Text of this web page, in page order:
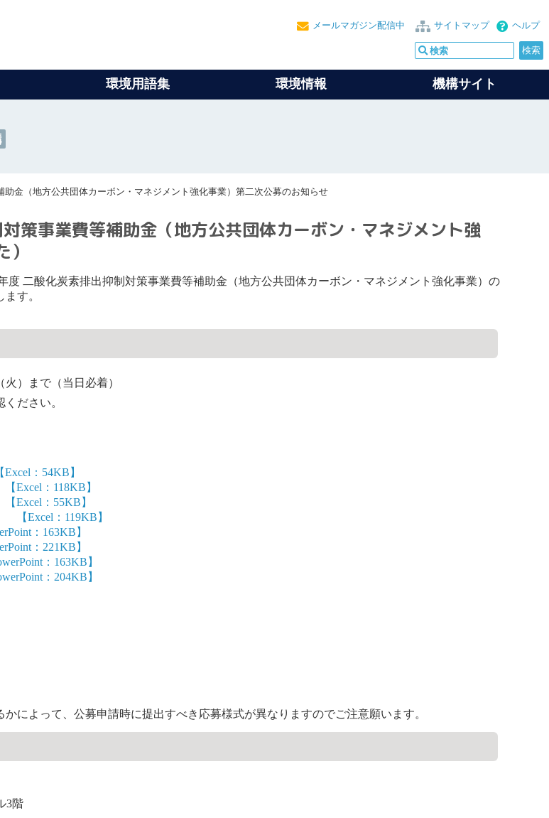
ヘルプ
サイトマップ
メールマガジン配信中
環境用語集 環境情報 機構サイト
金（地方公共団体カーボン・マネジメント強化事業）第二次公募のお知らせ
策事業費等補助金（地方公共団体カーボン・マネジメント強
二酸化炭素排出抑制対策事業費等補助金（地方公共団体カーボン・マネジメント強化事業）の
す。
）まで（当日必着）
ださい。
：54KB】
：118KB】
Excel：55KB】
Excel：119KB】
：163KB】
：221KB】
：163KB】
：204KB】
によって、公募申請時に提出すべき応募様式が異なりますのでご注意願います。
3階